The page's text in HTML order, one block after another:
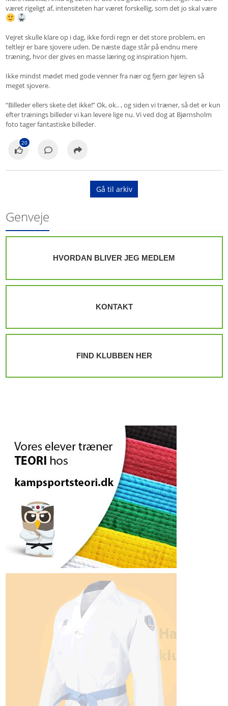
været rigeligt af, intensiteten har været forskellig, som det jo skal være
Vejret skulle klare op i dag, ikke fordi regn er det store problem, en
teltlejr er bare sjovere uden. De næste dage står på endnu mere
træning, hvor der gives en masse læring og inspiration hjem.
Ikke mindst mødet med gode venner fra nær og fjern gør lejren så
meget sjovere.
“Billeder ellers skete det ikke!” Ok, ok.. , og siden vi træner, så det er kun
efter trænings billeder vi kan levere lige nu. Vi ved dog at Bjørnsholm
foto tager fantastiske billeder.
20
Gå til arkiv
Genveje
HVORDAN BLIVER JEG MEDLEM
KONTAKT
FIND KLUBBEN HER